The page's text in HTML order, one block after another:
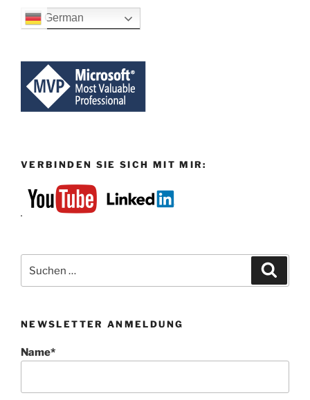
German
VERBINDEN SIE SICH MIT MIR:
nach:
NEWSLETTER ANMELDUNG
Name*